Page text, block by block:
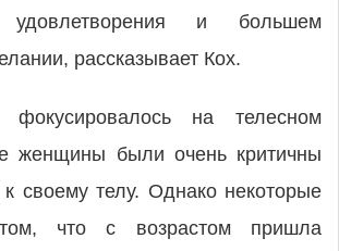
удовлетворения и большем
рассказывает Кох.
фокусировалось на телесном
женщины были очень критичны
своему телу. Однако некоторые
что с возрастом пришла